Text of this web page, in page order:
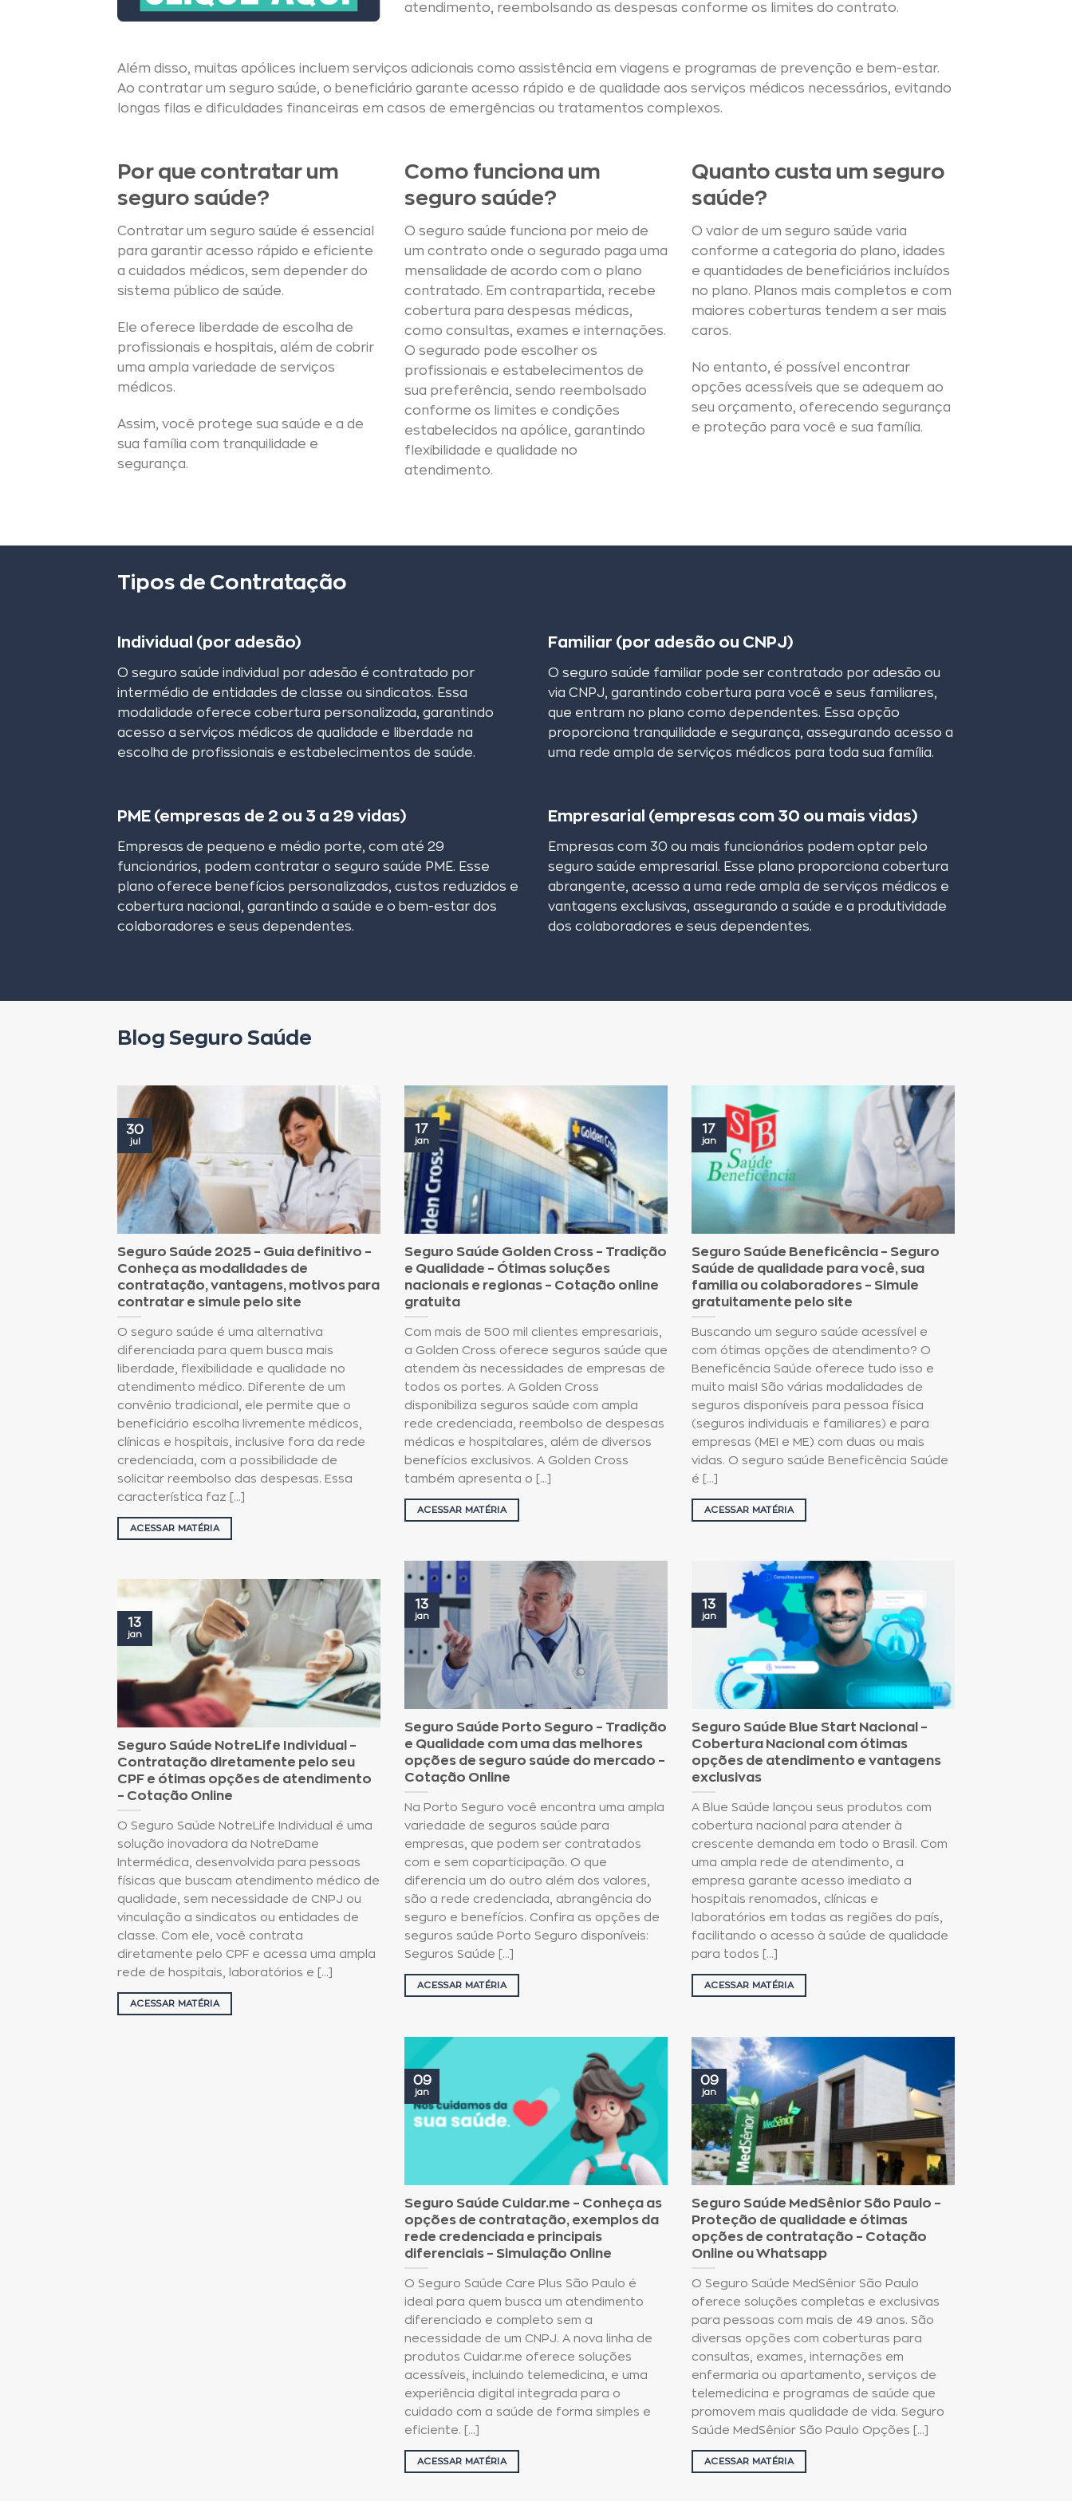
atendimento, reembolsando as despesas conforme os limites do contrato.
Além disso, muitas apólices incluem serviços adicionais como assistência em viagens e programas de prevenção e bem-estar.
Ao contratar um seguro saúde, o beneficiário garante acesso rápido e de qualidade aos serviços médicos necessários, evitando
longas filas e dificuldades financeiras em casos de emergências ou tratamentos complexos.
Por que contratar um
seguro saúde?
Contratar um seguro saúde é essencial
para garantir acesso rápido e eficiente
a cuidados médicos, sem depender do
sistema público de saúde.
Ele oferece liberdade de escolha de
profissionais e hospitais, além de cobrir
uma ampla variedade de serviços
médicos.
Assim, você protege sua saúde e a de
sua família com tranquilidade e
segurança.
Como funciona um
seguro saúde?
O seguro saúde funciona por meio de
um contrato onde o segurado paga uma
mensalidade de acordo com o plano
contratado. Em contrapartida, recebe
cobertura para despesas médicas,
como consultas, exames e internações.
O segurado pode escolher os
profissionais e estabelecimentos de
sua preferência, sendo reembolsado
conforme os limites e condições
estabelecidos na apólice, garantindo
flexibilidade e qualidade no
atendimento.
Quanto custa um seguro
saúde?
O valor de um seguro saúde varia
conforme a categoria do plano, idades
e quantidades de beneficiários incluídos
no plano. Planos mais completos e com
maiores coberturas tendem a ser mais
caros.
No entanto, é possível encontrar
opções acessíveis que se adequem ao
seu orçamento, oferecendo segurança
e proteção para você e sua família.
Tipos de Contratação
Individual (por adesão)
O seguro saúde individual por adesão é contratado por
intermédio de entidades de classe ou sindicatos. Essa
modalidade oferece cobertura personalizada, garantindo
acesso a serviços médicos de qualidade e liberdade na
escolha de profissionais e estabelecimentos de saúde.
Familiar (por adesão ou CNPJ)
O seguro saúde familiar pode ser contratado por adesão ou
via CNPJ, garantindo cobertura para você e seus familiares,
que entram no plano como dependentes. Essa opção
proporciona tranquilidade e segurança, assegurando acesso a
uma rede ampla de serviços médicos para toda sua família.
PME (empresas de 2 ou 3 a 29 vidas)
Empresas de pequeno e médio porte, com até 29
funcionários, podem contratar o seguro saúde PME. Esse
plano oferece benefícios personalizados, custos reduzidos e
cobertura nacional, garantindo a saúde e o bem-estar dos
colaboradores e seus dependentes.
Empresarial (empresas com 30 ou mais vidas)
Empresas com 30 ou mais funcionários podem optar pelo
seguro saúde empresarial. Esse plano proporciona cobertura
abrangente, acesso a uma rede ampla de serviços médicos e
vantagens exclusivas, assegurando a saúde e a produtividade
dos colaboradores e seus dependentes.
Blog Seguro Saúde
Seguro Saúde 2025 – Guia definitivo –
Conheça as modalidades de
contratação, vantagens, motivos para
contratar e simule pelo site
O seguro saúde é uma alternativa
diferenciada para quem busca mais
liberdade, flexibilidade e qualidade no
atendimento médico. Diferente de um
convênio tradicional, ele permite que o
beneficiário escolha livremente médicos,
clínicas e hospitais, inclusive fora da rede
credenciada, com a possibilidade de
solicitar reembolso das despesas. Essa
característica faz [...]
ACESSAR MATÉRIA
30
jul
Seguro Saúde Golden Cross – Tradição
e Qualidade – Ótimas soluções
nacionais e regionas – Cotação online
gratuita
Com mais de 500 mil clientes empresariais,
a Golden Cross oferece seguros saúde que
atendem às necessidades de empresas de
todos os portes. A Golden Cross
disponibiliza seguros saúde com ampla
rede credenciada, reembolso de despesas
médicas e hospitalares, além de diversos
benefícios exclusivos. A Golden Cross
também apresenta o [...]
ACESSAR MATÉRIA
17
jan
Seguro Saúde Beneficência – Seguro
Saúde de qualidade para você, sua
familia ou colaboradores – Simule
gratuitamente pelo site
Buscando um seguro saúde acessível e
com ótimas opções de atendimento? O
Beneficência Saúde oferece tudo isso e
muito mais! São várias modalidades de
seguros disponíveis para pessoa física
(seguros individuais e familiares) e para
empresas (MEI e ME) com duas ou mais
vidas. O seguro saúde Beneficência Saúde
é [...]
ACESSAR MATÉRIA
17
jan
Seguro Saúde Porto Seguro – Tradição
e Qualidade com uma das melhores
opções de seguro saúde do mercado –
Cotação Online
Na Porto Seguro você encontra uma ampla
variedade de seguros saúde para
empresas, que podem ser contratados
com e sem coparticipação. O que
diferencia um do outro além dos valores,
são a rede credenciada, abrangência do
seguro e benefícios. Confira as opções de
seguros saúde Porto Seguro disponíveis:
Seguros Saúde [...]
ACESSAR MATÉRIA
13
jan
Seguro Saúde Blue Start Nacional –
Cobertura Nacional com ótimas
opções de atendimento e vantagens
exclusivas
A Blue Saúde lançou seus produtos com
cobertura nacional para atender à
crescente demanda em todo o Brasil. Com
uma ampla rede de atendimento, a
empresa garante acesso imediato a
hospitais renomados, clínicas e
laboratórios em todas as regiões do país,
facilitando o acesso à saúde de qualidade
para todos [...]
ACESSAR MATÉRIA
13
jan
Seguro Saúde NotreLife Individual –
Contratação diretamente pelo seu
CPF e ótimas opções de atendimento
– Cotação Online
O Seguro Saúde NotreLife Individual é uma
solução inovadora da NotreDame
Intermédica, desenvolvida para pessoas
físicas que buscam atendimento médico de
qualidade, sem necessidade de CNPJ ou
vinculação a sindicatos ou entidades de
classe. Com ele, você contrata
diretamente pelo CPF e acessa uma ampla
rede de hospitais, laboratórios e [...]
ACESSAR MATÉRIA
13
jan
Seguro Saúde Cuidar.me – Conheça as
opções de contratação, exemplos da
rede credenciada e principais
diferenciais – Simulação Online
O Seguro Saúde Care Plus São Paulo é
ideal para quem busca um atendimento
diferenciado e completo sem a
necessidade de um CNPJ. A nova linha de
produtos Cuidar.me oferece soluções
acessíveis, incluindo telemedicina, e uma
experiência digital integrada para o
cuidado com a saúde de forma simples e
eficiente. [...]
ACESSAR MATÉRIA
09
jan
Seguro Saúde MedSênior São Paulo –
Proteção de qualidade e ótimas
opções de contratação – Cotação
Online ou Whatsapp
O Seguro Saúde MedSênior São Paulo
oferece soluções completas e exclusivas
para pessoas com mais de 49 anos. São
diversas opções com coberturas para
consultas, exames, internações em
enfermaria ou apartamento, serviços de
telemedicina e programas de saúde que
promovem mais qualidade de vida. Seguro
Saúde MedSênior São Paulo Opções [...]
ACESSAR MATÉRIA
09
jan